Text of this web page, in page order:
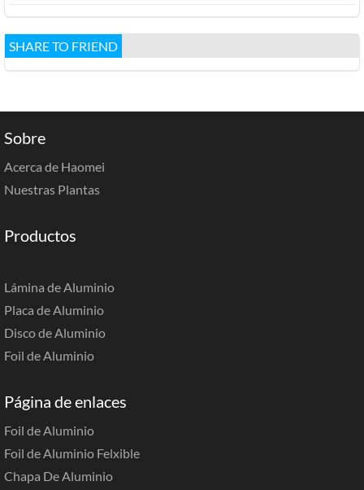
SHARE TO FRIEND
Sobre
Acerca de Haomei
Nuestras Plantas
Productos
Lámina de Aluminio
Placa de Aluminio
Disco de Aluminio
Foil de Aluminio
Página de enlaces
Foil de Aluminio
Foil de Aluminio Felxible
Chapa De Aluminio